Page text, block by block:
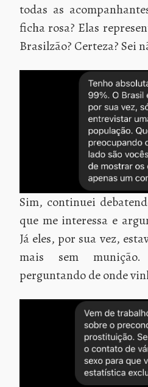
todas as
ficha rosa? Elas
Brasilzão? Certeza? Sei
Sim, continuei
que me interessa e
Já eles, por sua vez,
mais sem munição.
perguntando de onde